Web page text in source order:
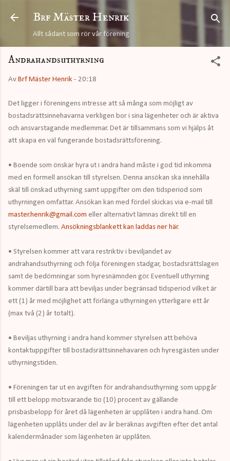
Fortsätt till huvudinnehåll
Brf Mäster Henrik
Allt sådant som rör vår förening
Andrahandsuthyrning
Av Brf Mäster Henrik - 20:18
Det ligger i föreningens intresse att så många som möjligt av
bostadsrättsinnehavarna verkligen bor i sina lägenheter och är aktiva
och ansvarstagande medlemmar. Det är tillsammans som vi hjälps åt
att skapa en väl fungerande bostadsrättsförening.
• Boende som önskar hyra ut i andra hand måste i god tid inkomma
med en formell ansökan till styrelsen. Denna ansökan ska innehålla
skäl till önskad uthyrning samt uppgifter om den tidsperiod som
uthyrningen omfattar. Ansökan kan med fördel skickas via e-mail till
master.henrik@gmail.com eller alternativt lämnas direkt till en
styrelsemedlem. Ansökningsblankett kan laddas ner här.
• Styrelsen kommer att vara restriktiv i beviljandet av
andrahandsuthyrning och följa föreningen stadgar, bostadsrättslagen
samt de bedömningar som hyresnämnden gör. Eventuell uthyrning
kommer därtill bara att beviljas under begränsad tidsperiod vilket är
ett (1) år med möjlighet att förlänga uthyrningen ytterligare ett år
(max två (2) år totalt).
• Beviljas uthyrning i andra hand kommer styrelsen att behöva
kontaktuppgifter till bostadsrättsinnehavaren och hyresgästen under
uthyrningstiden.
• Föreningen tar ut en avgiften för andrahandsuthyrning som uppgår
till ett belopp motsvarande tio (10) procent av gällande
prisbasbelopp för året då lägenheten är upplåten i andra hand. Om
lägenheten upplåts under del av år beräknas avgiften efter det antal
kalendermånader som lägenheten är upplåten.